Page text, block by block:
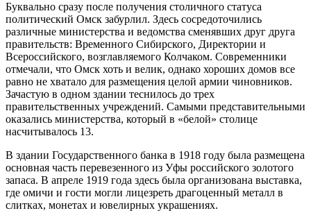
Буквально сразу после получения столичного статуса
политический Омск забурлил. Здесь сосредоточились
различные министерства и ведомства сменявших друг друга
правительств: Временного Сибирского, Директории и
Всероссийского, возглавляемого Колчаком. Современники
отмечали, что Омск хоть и велик, однако хороших домов все
равно не хватало для размещения целой армии чиновников.
Зачастую в одном здании теснилось до трех
правительственных учреждений. Самыми представительными
оказались министерства, который в «белой» столице
насчитывалось 13.
В здании Государственного банка в 1918 году была размещена
основная часть перевезенного из Уфы российского золотого
запаса. В апреле 1919 года здесь была организована выставка,
где омичи и гости могли лицезреть драгоценный металл в
слитках, монетах и ювелирных украшениях.